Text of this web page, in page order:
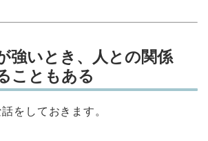
強いとき、人との関係
こともある
をしておきます。